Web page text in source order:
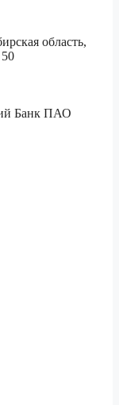
область,
Банк ПАО